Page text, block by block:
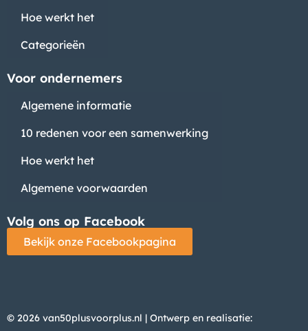
Hoe werkt het
Categorieën
Voor ondernemers
Algemene informatie
10 redenen voor een samenwerking
Hoe werkt het
Algemene voorwaarden
Volg ons op Facebook
Bekijk onze Facebookpagina
© 2026 van50plusvoorplus.nl | Ontwerp en realisatie: